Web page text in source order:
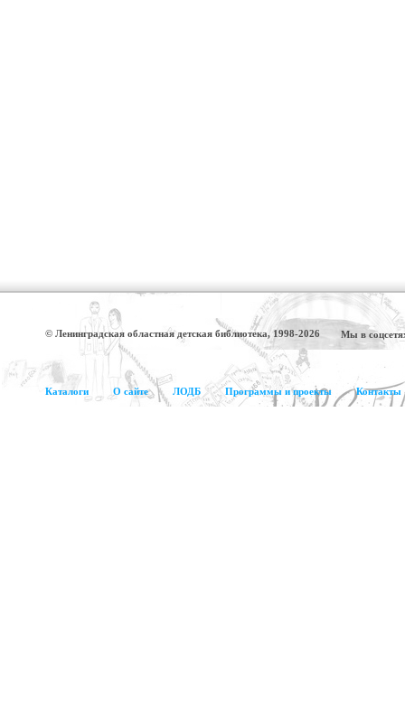
© Ленинградская областная детская библиотека, 1998-2026 Мы в
Каталоги О сайте ЛОДБ Программы и проекты Контакты